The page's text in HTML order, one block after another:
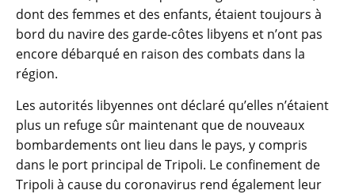
dont des femmes et des enfants, étaient toujours à
bord du navire des garde-côtes libyens et n’ont pas
encore débarqué en raison des combats dans la
région.
Les autorités libyennes ont déclaré qu’elles n’étaient
plus un refuge sûr maintenant que de nouveaux
bombardements ont lieu dans le pays, y compris
dans le port principal de Tripoli. Le confinement de
Tripoli à cause du coronavirus rend également leur